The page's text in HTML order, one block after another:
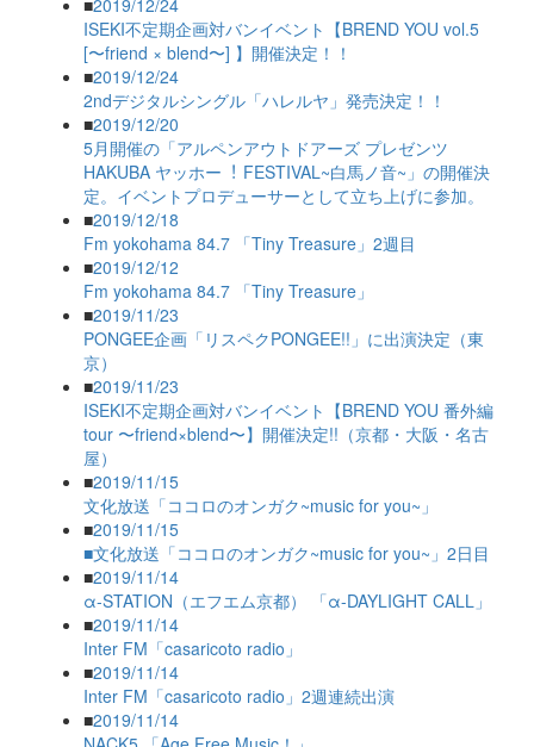
■2019/12/24
ISEKI不定期企画対バンイベント【BREND YOU vol.5
[〜friend × blend〜] 】開催決定！！
■2019/12/24
2ndデジタルシングル「ハレルヤ」発売決定！！
■2019/12/20
5月開催の「アルペンアウトドアーズ プレゼンツ
HAKUBA ヤッホー︕ FESTIVAL~白馬ノ音~」の開催決
定。イベントプロデューサーとして立ち上げに参加。
■2019/12/18
Fm yokohama 84.7 「Tiny Treasure」2週目
■2019/12/12
Fm yokohama 84.7 「Tiny Treasure」
■2019/11/23
PONGEE企画「リスペクPONGEE!!」に出演決定（東
京）
■2019/11/23
ISEKI不定期企画対バンイベント【BREND YOU 番外編
tour 〜friend×blend〜】開催決定!!（京都・大阪・名古
屋）
■2019/11/15
文化放送「ココロのオンガク~music for you~」
■2019/11/15
■文化放送「ココロのオンガク~music for you~」2日目
■2019/11/14
α-STATION（エフエム京都） 「α-DAYLIGHT CALL」
■2019/11/14
Inter FM「casaricoto radio」
■2019/11/14
Inter FM「casaricoto radio」2週連続出演
■2019/11/14